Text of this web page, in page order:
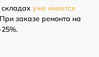
уже имеется
заказе ремонта на